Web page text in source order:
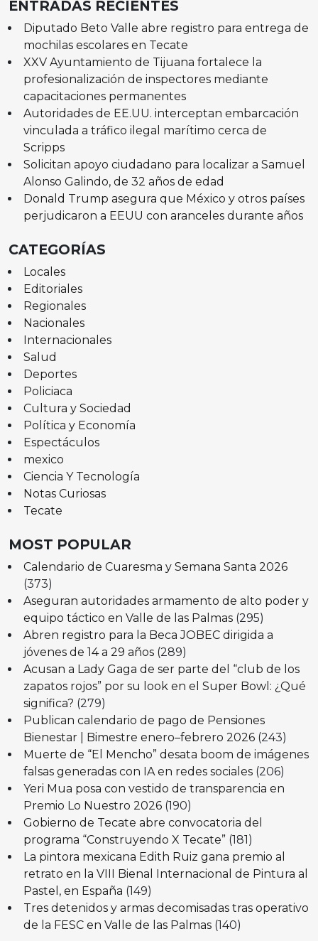
ENTRADAS RECIENTES
Diputado Beto Valle abre registro para entrega de
mochilas escolares en Tecate
XXV Ayuntamiento de Tijuana fortalece la
profesionalización de inspectores mediante
capacitaciones permanentes
Autoridades de EE.UU. interceptan embarcación
vinculada a tráfico ilegal marítimo cerca de
Scripps
Solicitan apoyo ciudadano para localizar a Samuel
Alonso Galindo, de 32 años de edad
Donald Trump asegura que México y otros países
perjudicaron a EEUU con aranceles durante años
CATEGORÍAS
Locales
Editoriales
Regionales
Nacionales
Internacionales
Salud
Deportes
Policiaca
Cultura y Sociedad
Política y Economía
Espectáculos
mexico
Ciencia Y Tecnología
Notas Curiosas
Tecate
MOST POPULAR
Calendario de Cuaresma y Semana Santa 2026
(373)
Aseguran autoridades armamento de alto poder y
equipo táctico en Valle de las Palmas (295)
Abren registro para la Beca JOBEC dirigida a
jóvenes de 14 a 29 años (289)
Acusan a Lady Gaga de ser parte del “club de los
zapatos rojos” por su look en el Super Bowl: ¿Qué
significa? (279)
Publican calendario de pago de Pensiones
Bienestar | Bimestre enero–febrero 2026 (243)
Muerte de “El Mencho” desata boom de imágenes
falsas generadas con IA en redes sociales (206)
Yeri Mua posa con vestido de transparencia en
Premio Lo Nuestro 2026 (190)
Gobierno de Tecate abre convocatoria del
programa “Construyendo X Tecate” (181)
La pintora mexicana Edith Ruiz gana premio al
retrato en la VIII Bienal Internacional de Pintura al
Pastel, en España (149)
Tres detenidos y armas decomisadas tras operativo
de la FESC en Valle de las Palmas (140)